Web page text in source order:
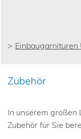
Einbaugarnituren
Zubehör
In unserem großen
Zubehör für Sie